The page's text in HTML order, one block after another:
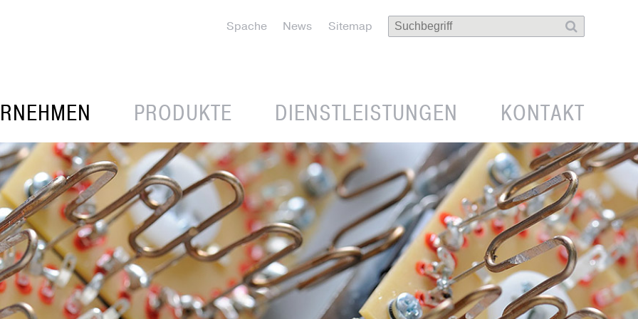
Spache News Sitemap
PRODUKTE DIENSTLEISTUNGEN KONTAKT